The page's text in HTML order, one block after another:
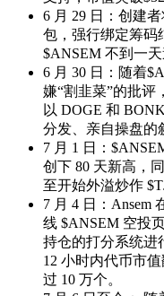
6 月 29 日：创建
包，强行绑定筹码
$ANSEM 不到一天
6 月 30 日：随着
嫌“割韭菜”的批评
以 DOGE 和
分发、亲自操盘的
7 月 1 日：
创下 80 天新高，
至开始外溢炒作
7 月 4 日：Ansem
线 $ANSEM 空投
持仓的打分系统进
12 小时内代币市
过 10 万个。